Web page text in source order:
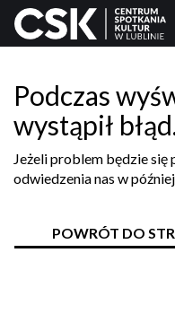
Podczas
wystąpił
Jeżeli problem będzie się
odwiedzenia nas w
POWRÓT DO